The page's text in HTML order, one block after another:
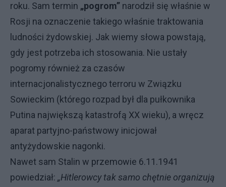
roku. Sam termin „pogrom” narodził się właśnie w
Rosji na oznaczenie takiego właśnie traktowania
ludności żydowskiej. Jak wiemy słowa powstają,
gdy jest potrzeba ich stosowania. Nie ustały
pogromy również za czasów
internacjonalistycznego terroru w Związku
Sowieckim (którego rozpad był dla pułkownika
Putina największą katastrofą XX wieku), a wręcz
aparat partyjno-państwowy inicjował
antyżydowskie nagonki.
Nawet sam Stalin w przemowie 6.11.1941
powiedział: „Hitlerowcy tak samo chętnie organizują